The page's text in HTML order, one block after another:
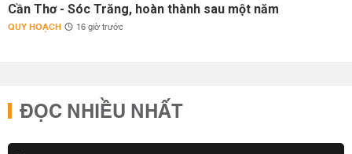
Cần Thơ - Sóc Trăng, hoàn thành sau một năm
QUY HOẠCH 16 giờ trước
ĐỌC NHIỀU NHẤT